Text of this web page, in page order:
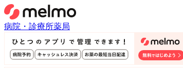
病院・診療所薬局